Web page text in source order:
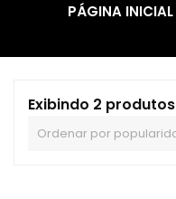
PÁGINA INICIAL
Exibindo 2 produtos